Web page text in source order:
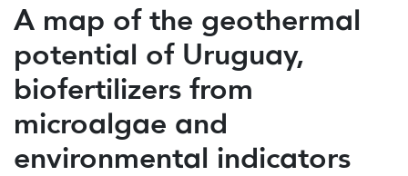
A map of the geothermal
potential of Uruguay,
biofertilizers from
microalgae and
environmental indicators